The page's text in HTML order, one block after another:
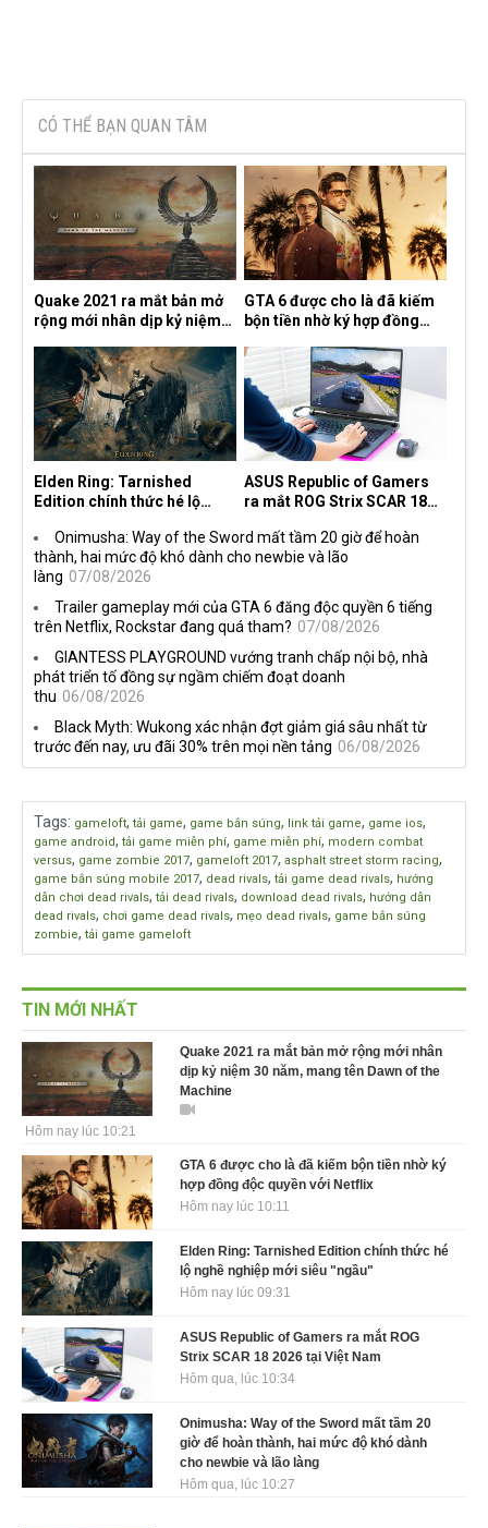
CÓ THỂ BẠN QUAN TÂM
Quake 2021 ra mắt bản mở
rộng mới nhân dịp kỷ niệm
the Machine
GTA 6 được cho là đã kiếm
bộn tiền nhờ ký hợp đồng
Elden Ring: Tarnished
Edition chính thức hé lộ
ASUS Republic of Gamers
ra mắt ROG Strix SCAR 18
Onimusha: Way of the Sword mất tầm 20 giờ để hoàn
thành, hai mức độ khó dành cho newbie và lão
làng 07/08/2026
Trailer gameplay mới của GTA 6 đăng độc quyền 6 tiếng
trên Netflix, Rockstar đang quá tham? 07/08/2026
GIANTESS PLAYGROUND vướng tranh chấp nội bộ, nhà
phát triển tố đồng sự ngầm chiếm đoạt doanh
thu 06/08/2026
Black Myth: Wukong xác nhận đợt giảm giá sâu nhất từ
trước đến nay, ưu đãi 30% trên mọi nền tảng 06/08/2026
Tags: gameloft, tải game, game bắn súng, link tải game, game ios,
game android, tải game miễn phí, game miễn phí, modern combat
versus, game zombie 2017, gameloft 2017, asphalt street storm racing,
game bắn súng mobile 2017, dead rivals, tải game dead rivals, hướng
dẫn chơi dead rivals, tải dead rivals, download dead rivals, hướng dẫn
dead rivals, chơi game dead rivals, mẹo dead rivals, game bắn súng
zombie, tải game gameloft
TIN MỚI NHẤT
Quake 2021 ra mắt bản mở rộng mới nhân
dịp kỷ niệm 30 năm, mang tên Dawn of the
Machine
Hôm nay lúc 10:21
GTA 6 được cho là đã kiếm bộn tiền nhờ ký
hợp đồng độc quyền với Netflix
Hôm nay lúc 10:11
Elden Ring: Tarnished Edition chính thức hé
lộ nghề nghiệp mới siêu "ngầu"
Hôm nay lúc 09:31
ASUS Republic of Gamers ra mắt ROG
Strix SCAR 18 2026 tại Việt Nam
Hôm qua, lúc 10:34
Onimusha: Way of the Sword mất tầm 20
giờ để hoàn thành, hai mức độ khó dành
cho newbie và lão làng
Hôm qua, lúc 10:27